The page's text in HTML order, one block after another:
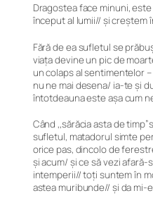
Dragostea face minuni,
început al lumii// și creştem
Fără de ea sufletul se
viața devine un pic de
un colaps al sentimentelor
nu ne mai desena/ ia-te şi
întotdeauna este așa cum
Când ,,sărăcia asta de
sufletul, matadorul simte
orice pas, dincolo de
şi acum/ şi ce să vezi
intemperii// toţi suntem în
astea muribunde// şi da mi-e